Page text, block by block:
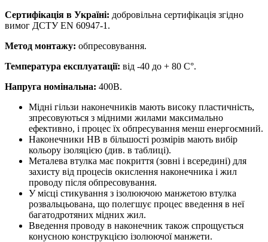
Сертифікація в Україні: добровільна сертифікація згідно
вимог ДСТУ EN 60947-1.
Метод монтажу: обпресовування.
Температура експлуатації: від -40 до + 80 С°.
Напруга номінальна: 400В.
Мідні гільзи наконечників мають високу пластичність,
зпресовуються з мідними жилами максимально
ефективно, і процес їх обпресування менш енергоємний.
Наконечники HB в більшості розмірів мають вибір
кольору ізоляцією (див. в таблиці).
Металева втулка має покриття (зовні і всередині) для
захисту від процесів окислення наконечника і жил
проводу після обпресовування.
У місці стикування з ізолюючою манжетою втулка
розвальцьована, що полегшує процес введення в неї
багатодротяних мідних жил.
Введення проводу в наконечник також спрощується
конусною конструкцією ізолюючої манжети.